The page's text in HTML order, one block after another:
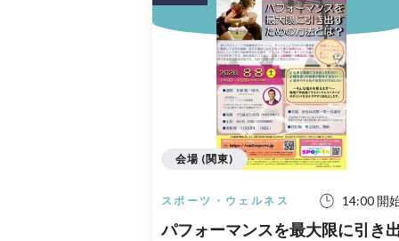
スポーツ・ウェルネス 14:00 開
パフォーマンスを最大限に引き
会場 (関東)